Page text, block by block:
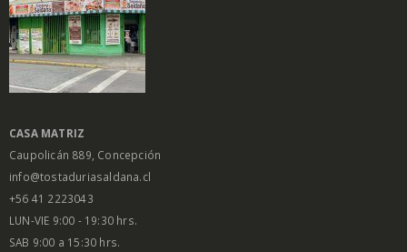
CASA MATRIZ
Caupolicán 889, Concepción
info@tostaduriasaldana.cl
+56 41 2223043
LUN-VIE 9:00 - 19:30 hrs.
SAB 9:00 a 15:30 hrs.